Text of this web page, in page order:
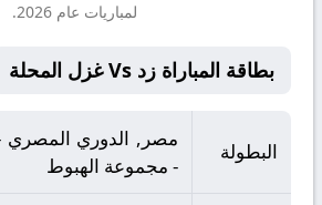
لمباريات عام 2026.
بطاقة المباراة زد Vs غزل المحلة
البطولة
مصر, الدوري المصري -
- مجموعة الهبوط